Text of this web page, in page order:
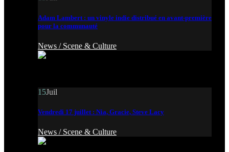
Adam Lambert : un vinyle indie distribué en avant-première
pour la communauté
News / Scene & Culture
15Juil
Vendredi 17 juillet : Nia, Gracie, Steve Lacy
News / Scene & Culture